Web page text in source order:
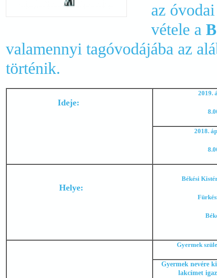
az
vétele a
valamennyi tagóvodájába az
történik.
Ideje:
2019.
2018.
Helye:
Békési
Gyermek
Gyermek nevére
lakcímet